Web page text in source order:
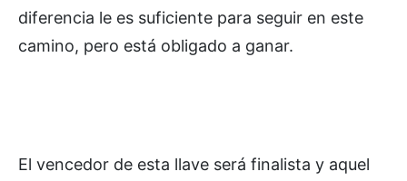
diferencia le es suficiente para seguir en este
camino, pero está obligado a ganar.
El vencedor de esta llave será finalista y aquel